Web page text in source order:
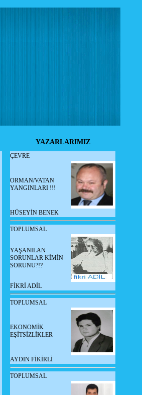
YAZARLARIMIZ
ÇEVRE
ORMAN/VATAN
YANGINLARI !!!
HÜSEYİN BENEK
TOPLUMSAL
YAŞANILAN
SORUNLAR KİMİN
SORUNU?!?
FİKRİ ADİL
TOPLUMSAL
EKONOMİK
EŞİTSİZLİKLER
AYDIN FİKİRLİ
TOPLUMSAL